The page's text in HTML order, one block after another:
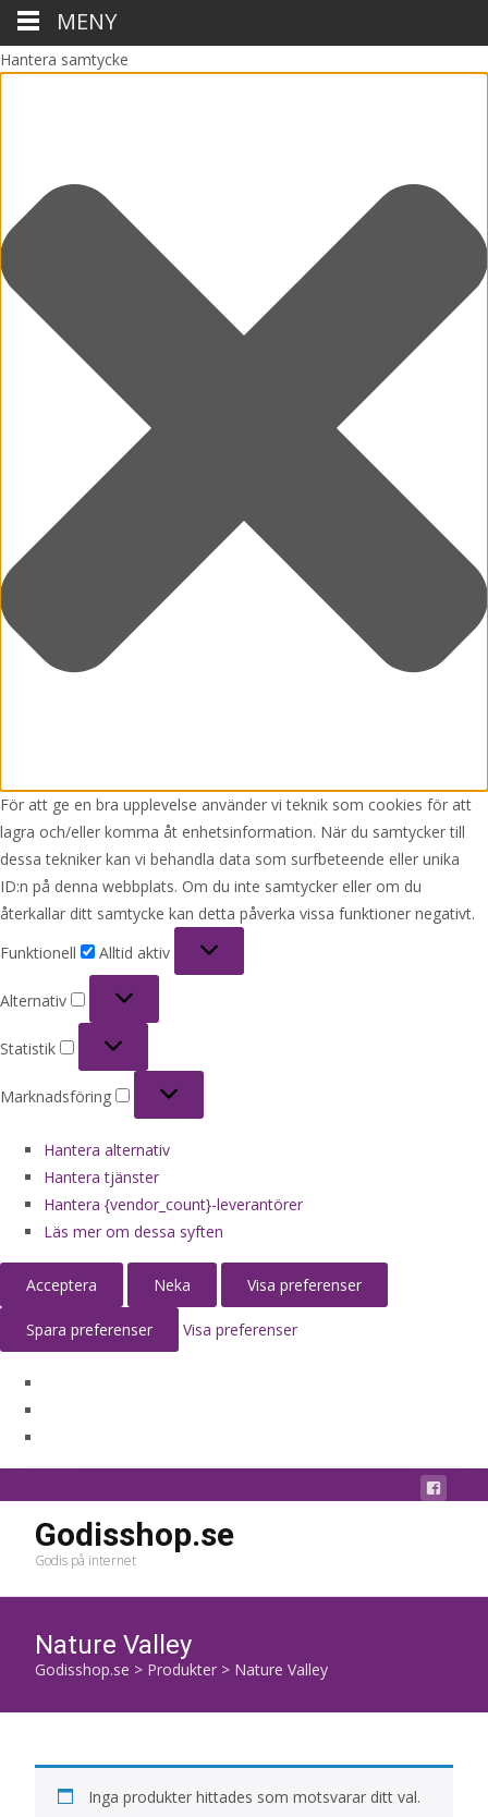
Hantera samtycke
För att ge en bra upplevelse använder vi teknik som cookies för att
lagra och/eller komma åt enhetsinformation. När du samtycker till
dessa tekniker kan vi behandla data som surfbeteende eller unika
ID:n på denna webbplats. Om du inte samtycker eller om du
återkallar ditt samtycke kan detta påverka vissa funktioner negativt.
Funktionell
Alltid aktiv
Alternativ
Statistik
Marknadsföring
Hantera alternativ
Hantera tjänster
Hantera {vendor_count}-leverantörer
Läs mer om dessa syften
Acceptera Neka Visa preferenser
Spara preferenser Visa preferenser
Godisshop.se
Godis på internet
Nature Valley
Godisshop.se > Produkter > Nature Valley
Inga produkter hittades som motsvarar ditt val.
MENY